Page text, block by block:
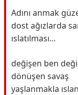
Adını anmak
dost ağızlarda
ıslatılması...
değişen ben
dönüşen savaş
yaşlanmakla